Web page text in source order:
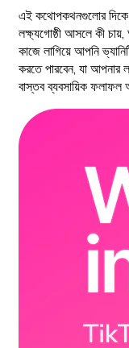
এই কথোপকথনগুলোর দিকে
লক্ষ্যগোষ্ঠী আসলে কী
কাজে লাগিয়ে আপনি
করতে পারবেন, যা আপনার
বাস্তব ব্যবসায়িক ফলাফল